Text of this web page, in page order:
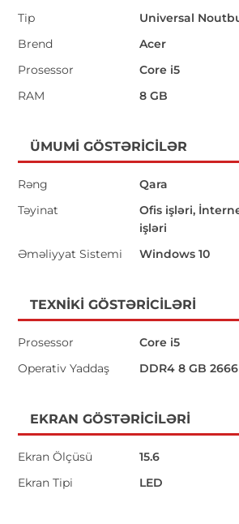
Tip
Universal
Brend
Acer
Prosessor
Core i5
RAM
8 GB
ÜMUMI GÖSTƏRICILƏR
Rəng
Qara
Təyinat
Ofis işləri,
işləri
Əməliyyat Sistemi
Windows 10
TEXNIKI GÖSTƏRICILƏRI
Prosessor
Core i5
Operativ Yaddaş
DDR4 8 GB
EKRAN GÖSTƏRICILƏRI
Ekran Ölçüsü
15.6
Ekran Tipi
LED